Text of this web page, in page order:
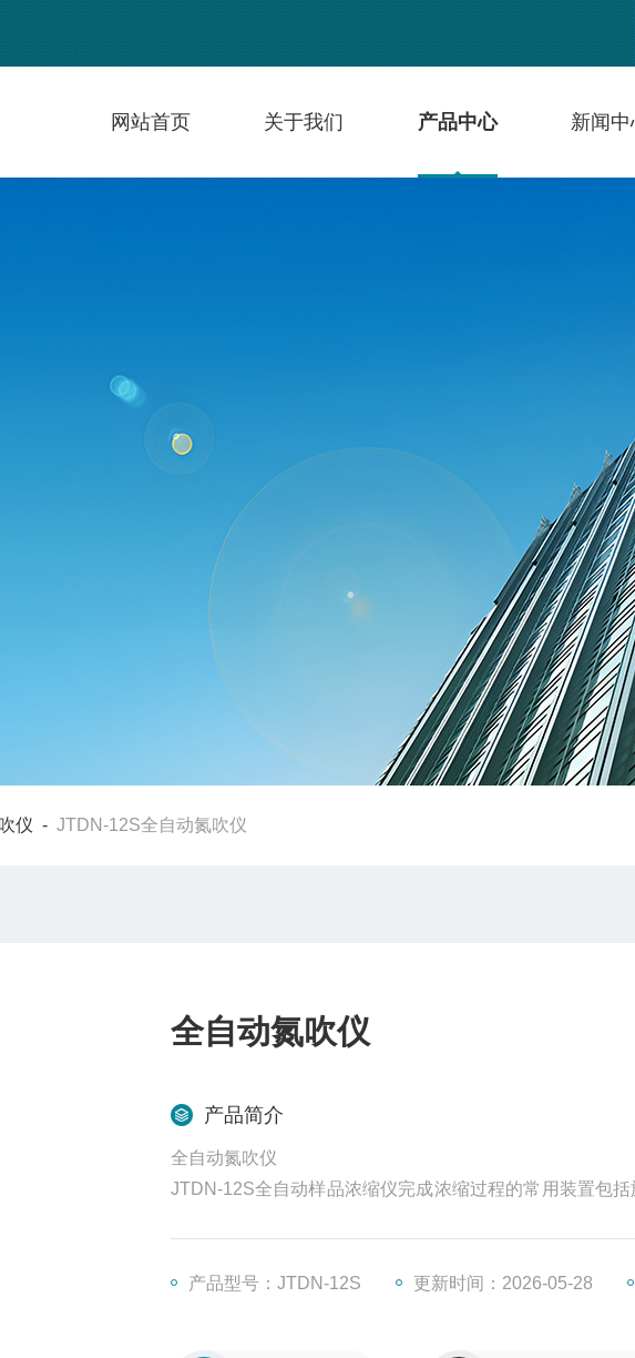
网站首页 关于我们 产品中心 新闻中
仪 - JTDN-12S全自动氮吹仪
全自动氮吹仪
产品简介
全自动氮吹仪
JTDN-12S全自动样品浓缩仪完成浓缩过程的常用装置包
产品型号：JTDN-12S
更新时间：2026-05-28